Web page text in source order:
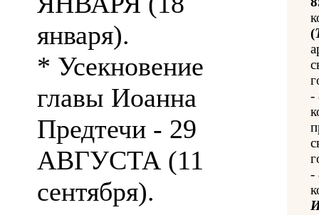
января).
* Усекновение
главы Иоанна
Предтечи - 29
АВГУСТА (11
сентября).
(
-
-